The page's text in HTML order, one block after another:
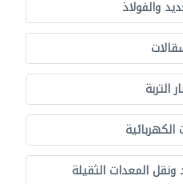
والفولاذ
التربة
الكهربائية
ونقل المعدات الثقيلة